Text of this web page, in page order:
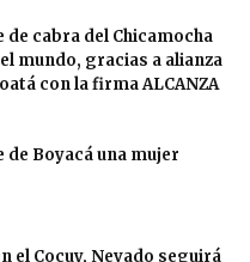
de cabra del Chicamocha
mundo, gracias a alianza
con la firma ALCANZA
de Boyacá una mujer
el Cocuy, Nevado seguirá